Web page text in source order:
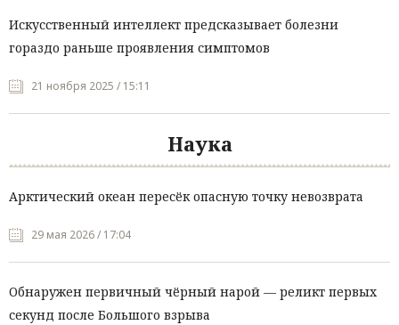
Искусственный интеллект предсказывает болезни
гораздо раньше проявления симптомов
21 ноября 2025 / 15:11
Наука
Арктический океан пересёк опасную точку невозврата
29 мая 2026 / 17:04
Обнаружен первичный чёрный нарой — реликт первых
секунд после Большого взрыва